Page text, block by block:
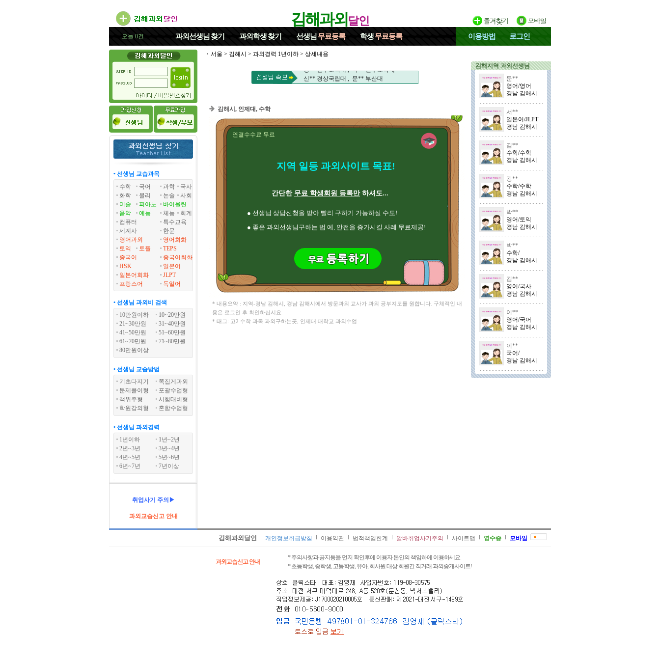
김해과외달인
오늘 0건 과외선생님 찾기 과외학생찾기 선생님 무료등록 학생무료등록 이용방법 로그인
• 선생님 교습과목
수학
국어 과학
국사
화학
물리 논술
사회
미술
피아노
바이올린
음악
예능 체능
회계
컴퓨터
특수교육
세계사
한문
영어과외
영어회화
토익
토플
TEPS
중국어
중국어회화
HSK
일본어
일본어회화
JLPT
프랑스어
독일어
• 선생님 과외비 검색
10만원이하
10~20만원
21~30만원
31~40만원
41~50만원
51~60만원
61~70만원
71~80만원
80만원이상
• 선생님 교습방법
기초다지기
쪽집게과외
문제풀이형
포괄수업형
책위주형
시험대비형
학원강의형
혼합수업형
• 선생님 과외경력
1년이하
1년~2년
2년~3년
3년~4년
4년~5년
5년~6년
6년~7년
7년이상
취업사기 주의▶
과외교습신고 안내
서울 > 김해시 > 과외경력 1년이하 > 상세내용
노** 충남대 , 우** 경상국립대
정** 경상국립대 , 이** 경상국립대
이** 경상국립대 , 서** 아오야마가쿠인대
신** 경상국립대 , 문** 부산대
박** 진주교육대
강** 진주교육대 , 박** 진주교육대
신** 경상국립대 , 문** 부산대
김해시, 인제대, 수학
연결수수료 무료
지역 일등 과외사이트 목표!
간단한 무료 학생회원 등록만하셔도...
● 선생님 상담신청을 받아 빨리 구하기 가능하실 수도!
● 좋은 과외선생님구하는 법 예, 안전을 증가시킬 사례 무료제공!
* 내용요약 : 지역-경남 김해시, 경남 김해시에서 방문과외 교사가 과외 공부지도를 원합니다. 구체적인 내
용은 로그인 후 확인하십시요.
* 태그: 고2 수학 과목 과외구하는곳, 인제대 대학교 과외수업
김해지역 과외선생님
문**
영어/영어
경남 김해시
서**
일본어/JLPT
경남 김해시
김**
수학/수학
경남 김해시
강**
수학/수학
경남 김해시
박**
영어/토익
경남 김해시
박**
수학/
경남 김해시
김**
영어/국사
경남 김해시
이**
영어/국어
경남 김해시
이**
국어/
경남 김해시
김해과외달인 개인정보취급방침 이용약관 법적책임한계 알바취업사기주의 사이트맵 영수증 모바일
과외교습신고 안내
* 주의사항과 공지등을 먼저 확인후에 이용자 본인의 책임하에 이용하세요.
* 초등학생, 중학생, 고등학생, 유아, 회사원 대상 회원간 직거래 과외중개사이트!